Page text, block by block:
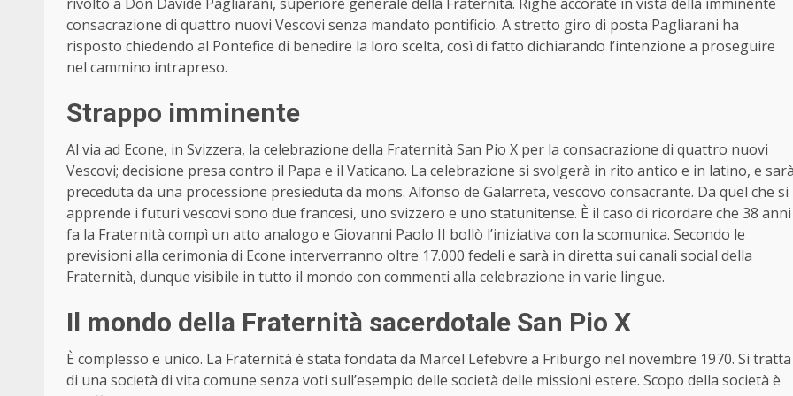
consacrazione di quattro nuovi Vescovi senza mandato pontificio. A stretto giro di posta Pagliarani ha
risposto chiedendo al Pontefice di benedire la loro scelta, così di fatto dichiarando l’intenzione a proseguire
nel cammino intrapreso.
Strappo imminente
Al via ad Econe, in Svizzera, la celebrazione della Fraternità San Pio X per la consacrazione di quattro nuovi
Vescovi; decisione presa contro il Papa e il Vaticano. La celebrazione si svolgerà in rito antico e in latino, e
preceduta da una processione presieduta da mons. Alfonso de Galarreta, vescovo consacrante. Da quel che si
apprende i futuri vescovi sono due francesi, uno svizzero e uno statunitense. È il caso di ricordare che 38 anni
fa la Fraternità compì un atto analogo e Giovanni Paolo II bollò l’iniziativa con la scomunica. Secondo le
previsioni alla cerimonia di Econe interverranno oltre 17.000 fedeli e sarà in diretta sui canali social della
Fraternità, dunque visibile in tutto il mondo con commenti alla celebrazione in varie lingue.
Il mondo della Fraternità sacerdotale San Pio X
È complesso e unico. La Fraternità è stata fondata da Marcel Lefebvre a Friburgo nel novembre 1970. Si tratta
di una società di vita comune senza voti sull’esempio delle società delle missioni estere. Scopo della società è